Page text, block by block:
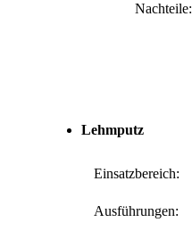
Nachteile:
Lehmputz
Einsatzbereich:
Ausführungen: